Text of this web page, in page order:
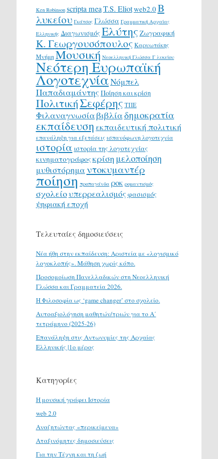
Ken Robinson scripta meaT.S. Eliotweb2.0 Β
λυκείου Γκάτσος Γλώσσα Γραμματική Αρχαίας
Ελληνικής ΔιαγωνισμόςΕλύτης Ζωγραφική
Κ. Γεωργουσόπουλος Καρυωτάκης
ΜνήμηΜουσική Νεοελληνική Γλώσσα Γ λυκείου
Νεότερη Ευρωπαϊκή
ΛογοτεχνίαΝόμπελ
Παπαδιαμάντης Ποίηση και κρίση
ΠολιτικήΣεφέρης ΤΠΕ
Φιλαναγνωσίαβιβλίαδημοκρατία
εκπαίδευση εκπαιδευτική πολιτική
επανάληψη για εξετάσεις ισπανόφωνη λογοτεχνία
ιστορία ιστορία της λογοτεχνίας
κινηματογράφοςκρίση μελοποίηση
μυθιστόρημα ντοκυμαντέρ
ποίηση προπαγάνδα ροκ ρομαντισμός
σχολείουπερρεαλισμόςφασισμός
ψηφιακή εποχή
Τελευταίες δημοσιεύσεις
Νέα ήθη στην εκπαίδευση: Αριστεία με «λογισμικό
λογοκλοπής». Μάθηση χωρίς κόπο.
Προσομοίωση Πανελλαδικών στη Νεοελληνική
Γλώσσα και Γραμματεία 2026.
H Φιλοσοφία ως ‘game changer’ στο σχολείο.
Αυτοαξιολόγηση μαθητών/τριών για το Α΄
τετράμηνο (2025-26)
Επανάληψη στις Αντωνυμίες της Αρχαίας
Ελληνικής |1ο μέρος
Κατηγορίες
H μουσική γράφει Ιστορία
web 2.0
Αναζητώντας «περικείμενα»
Αταξινόμητες δημοσιεύσεις
Για την Τέχνη και τη ζωή